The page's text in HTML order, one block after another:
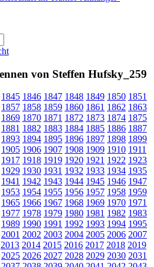
von Steffen Hufsky_259
1845 1846 1847 1848 1849 1850 1851
1857 1858 1859 1860 1861 1862 1863
1869 1870 1871 1872 1873 1874 1875
1881 1882 1883 1884 1885 1886 1887
1893 1894 1895 1896 1897 1898 1899
1905 1906 1907 1908 1909 1910 1911
1917 1918 1919 1920 1921 1922 1923
1929 1930 1931 1932 1933 1934 1935
1941 1942 1943 1944 1945 1946 1947
1953 1954 1955 1956 1957 1958 1959
1965 1966 1967 1968 1969 1970 1971
1977 1978 1979 1980 1981 1982 1983
1989 1990 1991 1992 1993 1994 1995
2001 2002 2003 2004 2005 2006 2007
2013 2014 2015 2016 2017 2018 2019
2025 2026 2027 2028 2029 2030 2031